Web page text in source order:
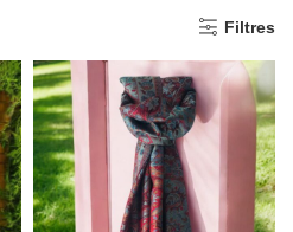
Filtres